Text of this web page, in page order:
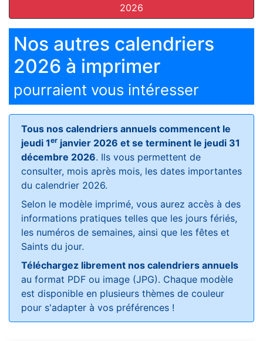
2026
Nos autres calendriers
2026 à imprimer
pourraient vous intéresser
Tous nos calendriers annuels commencent le
jeudi 1er janvier 2026 et se terminent le jeudi 31
décembre 2026. Ils vous permettent de
consulter, mois après mois, les dates importantes
du calendrier 2026.
Selon le modèle imprimé, vous aurez accès à des
informations pratiques telles que les jours fériés,
les numéros de semaines, ainsi que les fêtes et
Saints du jour.
Téléchargez librement nos calendriers annuels
au format PDF ou image (JPG). Chaque modèle
est disponible en plusieurs thèmes de couleur
pour s'adapter à vos préférences !